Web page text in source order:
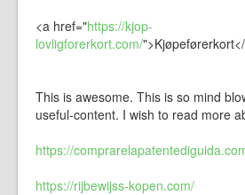
<a href="https://kjop-
lovligforerkort.com/
This is awesome. This is so mind
useful-content. I wish to read more
https://
https://rijbewijss-kopen.com/